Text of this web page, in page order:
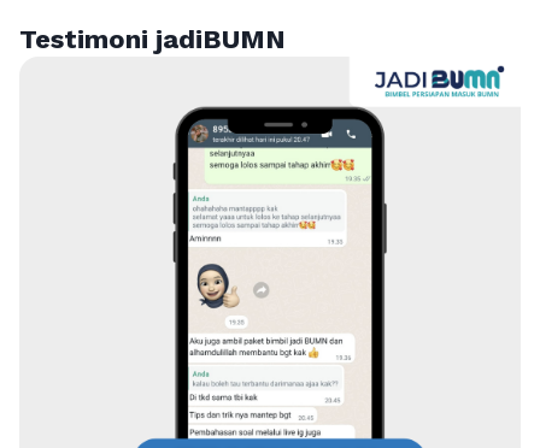
Testimoni jadiBUMN